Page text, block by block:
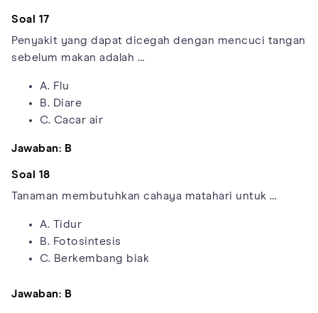
Soal 17
Penyakit yang dapat dicegah dengan mencuci tangan
sebelum makan adalah …
A. Flu
B. Diare
C. Cacar air
Jawaban: B
Soal 18
Tanaman membutuhkan cahaya matahari untuk …
A. Tidur
B. Fotosintesis
C. Berkembang biak
Jawaban: B